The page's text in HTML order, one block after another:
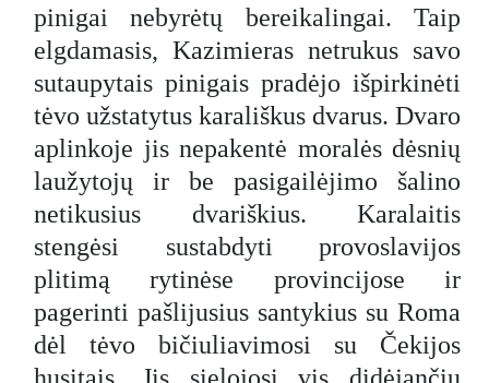
pinigai nebyrėtų bereikalingai. Taip
elgdamasis, Kazimieras netrukus savo
sutaupytais pinigais pradėjo išpirkinėti
tėvo užstatytus karališkus dvarus. Dvaro
aplinkoje jis nepakentė moralės dėsnių
laužytojų ir be pasigailėjimo šalino
netikusius dvariškius. Karalaitis
stengėsi sustabdyti provoslavijos
plitimą rytinėse provincijose ir
pagerinti pašlijusius santykius su Roma
dėl tėvo bičiuliavimosi su Čekijos
husitais. Jis sielojosi vis didėjančiu